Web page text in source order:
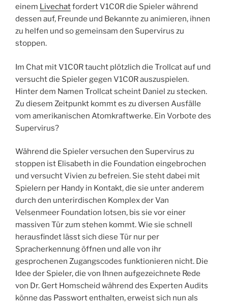
einem Livechatfordert V1C0R die Spieler während
dessen auf, Freunde und Bekannte zu animieren, ihnen
zu helfen und so gemeinsam den Supervirus zu
stoppen.
Im Chat mit V1C0R taucht plötzlich die Trollcat auf und
versucht die Spieler gegen V1C0R auszuspielen.
Hinter dem Namen Trollcat scheint Daniel zu stecken.
Zu diesem Zeitpunkt kommt es zu diversen Ausfälle
vom amerikanischen Atomkraftwerke. Ein Vorbote des
Supervirus?
Während die Spieler versuchen den Supervirus zu
stoppen ist Elisabeth in die Foundation eingebrochen
und versucht Vivien zu befreien. Sie steht dabei mit
Spielern per Handy in Kontakt, die sie unter anderem
durch den unterirdischen Komplex der Van
Velsenmeer Foundation lotsen, bis sie vor einer
massiven Tür zum stehen kommt. Wie sie schnell
herausfindet lässt sich diese Tür nur per
Spracherkennung öffnen und alle von ihr
gesprochenen Zugangscodes funktionieren nicht. Die
Idee der Spieler, die von Ihnen aufgezeichnete Rede
von Dr. Gert Homscheid während des Experten Audits
könne das Passwort enthalten, erweist sich nun als